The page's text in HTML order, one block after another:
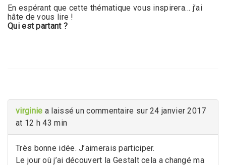
En espérant que cette thématique vous inspirera… j’ai
hâte de vous lire !
Qui est partant ?
virginie a laissé un commentaire sur 24 janvier 2017
at 12 h 43 min
Très bonne idée. J’aimerais participer.
Le jour où j’ai découvert la Gestalt cela a changé ma